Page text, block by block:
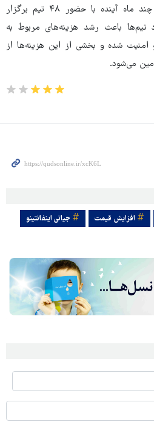
گسترده‌تر است؛ رقابتی که از چند ماه آینده با حضور ۴۸ تیم برگزار
باعث رشد هزینه‌های مربوط به
امنیت شده و بخشی از این هزینه‌ها از
می‌شود.
افزایش قیمت جیانی اینفانتینو